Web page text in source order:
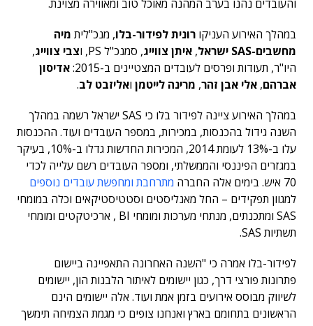
והעובדים נהנו בערב המהנה מאוכל טוב ומאווירה מצוינת.
במהלך האירוע העניקו רונית לפידור-בלו, מנכ"לית מיה
מחשבים-SAS ישראל
, איתן צווייג, סמנכ"ל PS, ו צבי צווייג,
היו"ר, תעודות ופרסים לעובדים המצטיינים ב-2015:
אדיסון
אברהם, אלי אבן זהר, מרינה לייטמן ואליזבט לב.
במהלך האירוע ציינה לפידור בלו כי SAS ישראל רשמה במהלך
השנה גידול בהכנסות, במכירות, במספר העובדים ועוד. ההכנסות
עלו ב-13% לעומת 2014, המכירות החדשות גדלו ב-10%, בעיקר
במגזרים הפיננסי והממשלתי, ומספר העובדים רשם עלייה לכדי
70 איש. בימים אלה החברה
מתרחבת ומחפשת עובדים נוספים
למגוון תפקידים – החל מאנליסטים וסטטיסטיקאים וכלה במומחי
SAS ומתכנתים, מנתחי מערכות ומומחי BI , ארכיטקטים ומומחי
תשתיות SAS.
לפידור-בלו אמרה כי "השנה האחרונה התאפיינה ביישום
פתרונות פורצי דרך, כגון יישומים לאיתור הלבנות הון, יישומים
לשיווק מבוסס אירועים בזמן אמת ועוד. אלה יישומים הינם
הראשונים בתחומם בארץ ואנחנו צופים כי מגמת הצמיחה תימשך